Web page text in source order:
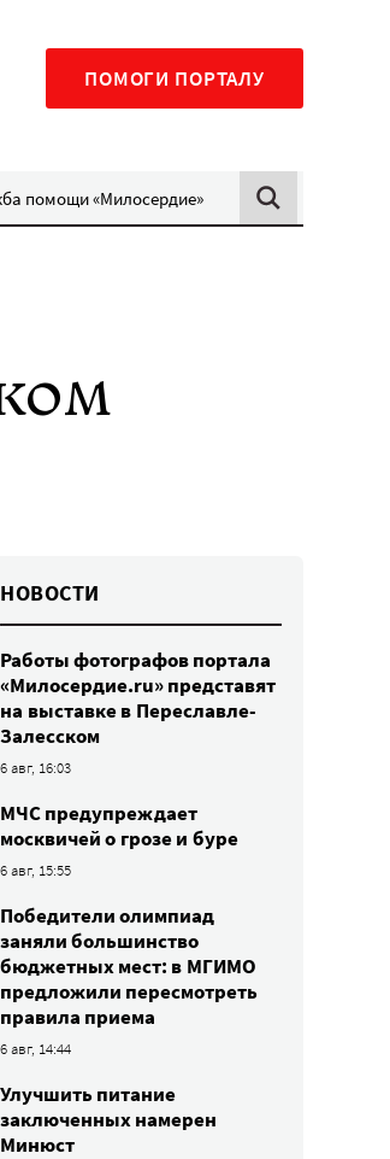
ПОМОГИ ПОРТАЛУ
помощи «Милосердие»
НОВОСТИ
Работы фотографов портала
«Милосердие.ru» представят
на выставке в Переславле-
Залесском
6 авг, 16:03
МЧС предупреждает
москвичей о грозе и буре
6 авг, 15:55
Победители олимпиад
заняли большинство
бюджетных мест: в МГИМО
предложили пересмотреть
правила приема
6 авг, 14:44
Улучшить питание
заключенных намерен
Минюст